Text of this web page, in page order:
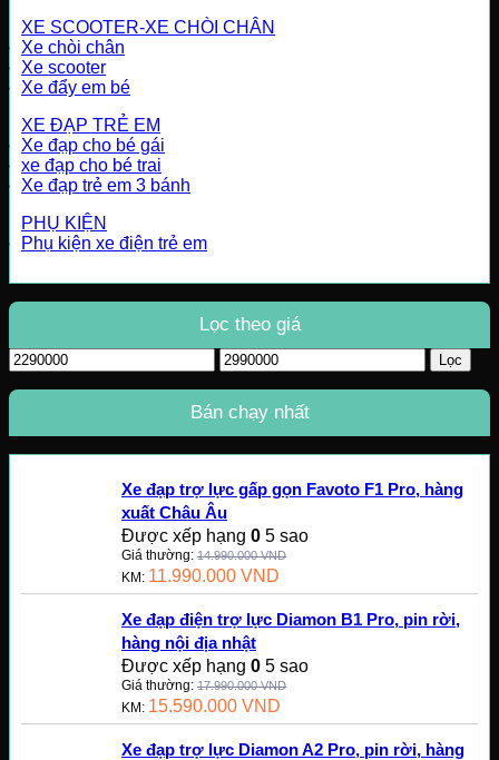
XE SCOOTER-XE CHÒI CHÂN
Xe chòi chân
Xe scooter
Xe đẩy em bé
XE ĐẠP TRẺ EM
Xe đạp cho bé gái
xe đạp cho bé trai
Xe đạp trẻ em 3 bánh
PHỤ KIỆN
Phụ kiện xe điện trẻ em
Lọc theo giá
Giá
tối
thiểu
Giá
tối
Lọc
Bán chạy nhất
Xe đạp trợ lực gấp gọn Favoto F1 Pro, hàng
xuất Châu Âu
Được xếp hạng 0 5 sao
Giá thường: 14.990.000VND
KM: 11.990.000 VND
Xe đạp điện trợ lực Diamon B1 Pro, pin rời,
hàng nội địa nhật
Được xếp hạng 0 5 sao
Giá thường: 17.990.000VND
KM: 15.590.000 VND
Xe đạp trợ lực Diamon A2 Pro, pin rời, hàng